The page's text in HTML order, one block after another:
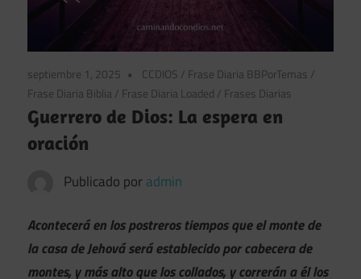
septiembre 1, 2025 CCDIOS / Frase Diaria BBPorTemas /
Frase Diaria Biblia / Frase Diaria Loaded / Frases Diarias
Guerrero de Dios: La espera en
oración
Publicado por admin
Acontecerá en los postreros tiempos que el monte de
la casa de Jehová será establecido por cabecera de
montes, y más alto que los collados, y correrán a él los